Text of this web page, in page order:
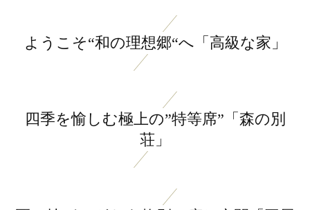
ようこそ“和の理想郷“へ「高級な家」
四季を愉しむ極上の”特等席”「森の別
荘」